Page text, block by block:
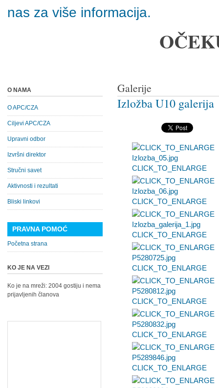
nas za više informacija.
Galerije
Izložba U10 galerija
CLICK_TO_ENLARGE
CLICK_TO_ENLARGE
CLICK_TO_ENLARGE
CLICK_TO_ENLARGE
CLICK_TO_ENLARGE
CLICK_TO_ENLARGE
CLICK_TO_ENLARGE
O NAMA
O APC/CZA
Ciljevi APC/CZA
Upravni odbor
Izvršni direktor
Stručni savet
Aktivnosti i rezultati
Bliski linkovi
PRAVNA POMOĆ
Početna strana
KO JE NA VEZI
Ko je na mreži: 2004 gostiju i nema
prijavljenih članova